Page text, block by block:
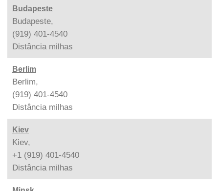
Budapeste
Budapeste,
(919) 401-4540
Distância milhas
Berlim
Berlim,
(919) 401-4540
Distância milhas
Kiev
Kiev,
+1 (919) 401-4540
Distância milhas